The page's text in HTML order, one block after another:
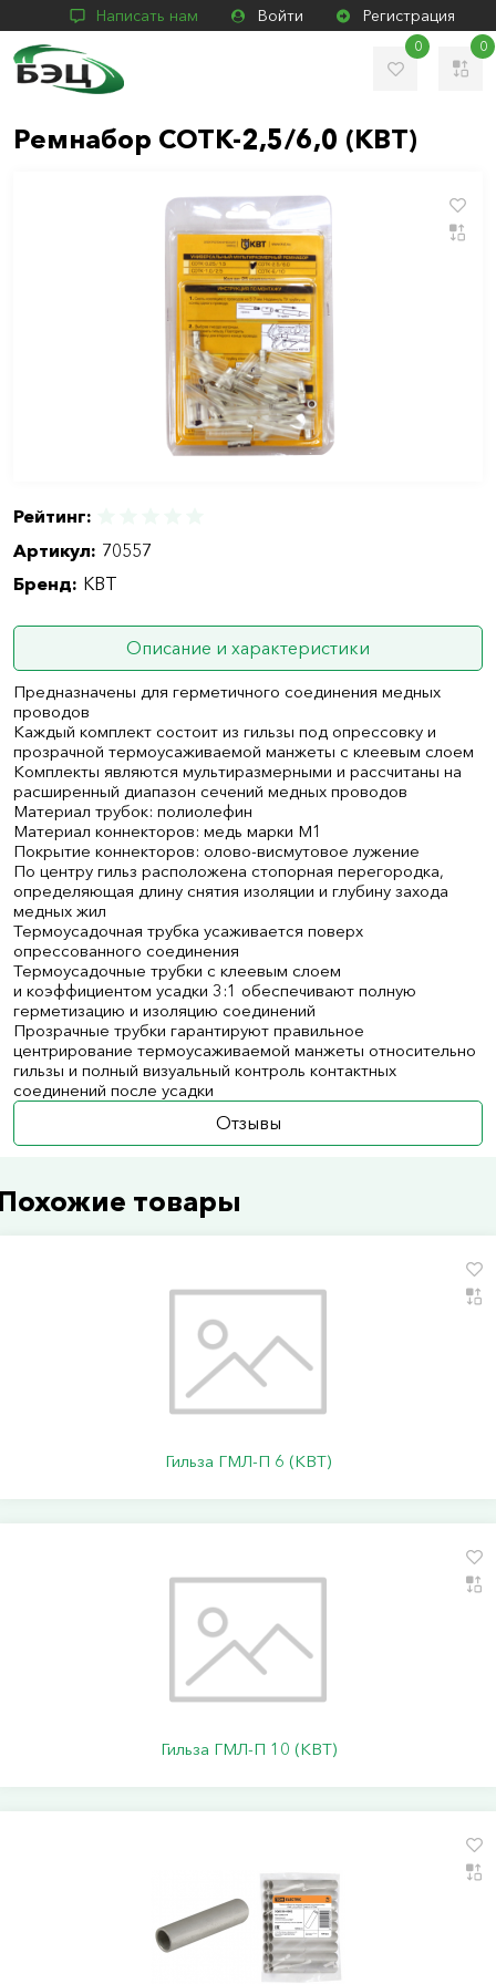
Написать нам Войти Регистрация
0 0
Ремнабор СОТК-2,5/6,0 (КВТ)
Рейтинг:
Артикул: 70557
Бренд: КВТ
Описание и характеристики
Предназначены для герметичного соединения медных
проводов
Каждый комплект состоит из гильзы под опрессовку и
прозрачной термоусаживаемой манжеты с клеевым слоем
Комплекты являются мультиразмерными и рассчитаны на
расширенный диапазон сечений медных проводов
Материал трубок: полиолефин
Материал коннекторов: медь марки М1
Покрытие коннекторов: олово-висмутовое лужение
По центру гильз расположена стопорная перегородка,
определяющая длину снятия изоляции и глубину захода
медных жил
Термоусадочная трубка усаживается поверх
опрессованного соединения
Термоусадочные трубки с клеевым слоем
и коэффициентом усадки 3:1 обеспечивают полную
герметизацию и изоляцию соединений
Прозрачные трубки гарантируют правильное
центрирование термоусаживаемой манжеты относительно
гильзы и полный визуальный контроль контактных
соединений после усадки
Отзывы
товары
Гильза ГМЛ-П 6 (КВТ)
Гильза ГМЛ-П 10 (КВТ)